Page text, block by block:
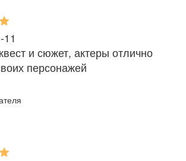
и сюжет, актеры отлично
персонажей